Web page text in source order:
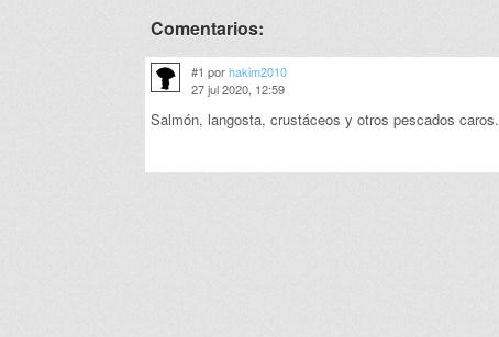
Comentarios:
#1 porhakim2010
27 jul 2020, 12:59
Salmón, langosta, crustáceos y otros pescados caros.